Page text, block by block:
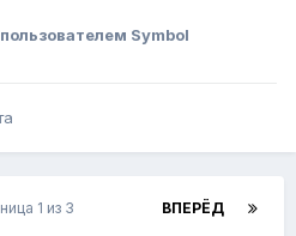
пользователем Symbol
ВПЕРЁД
1 из 3